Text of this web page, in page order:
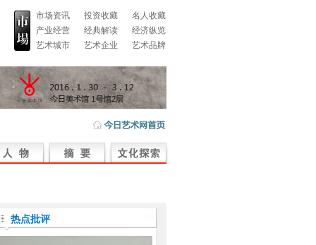
市场资讯
产业经营
艺术城市
投资收藏
经典解读
艺术企业
名人收藏
经济纵览
艺术品牌
热点批评